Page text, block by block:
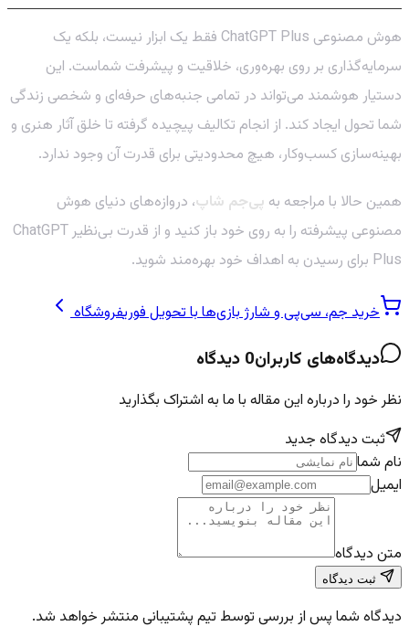
هوش مصنوعی ChatGPT Plus فقط یک ابزار نیست، بلکه یک
سرمایه‌گذاری بر روی بهره‌وری، خلاقیت و پیشرفت شماست. این
دستیار هوشمند می‌تواند در تمامی جنبه‌های حرفه‌ای و شخصی زندگی
شما تحول ایجاد کند. از انجام تکالیف پیچیده گرفته تا خلق آثار هنری و
بهینه‌سازی کسب‌وکار، هیچ محدودیتی برای قدرت آن وجود ندارد.
همین حالا با مراجعه به پی‌جم شاپ، دروازه‌های دنیای هوش
مصنوعی پیشرفته را به روی خود باز کنید و از قدرت بی‌نظیر ChatGPT
Plus برای رسیدن به اهداف خود بهره‌مند شوید.
خرید جم، سی‌پی و شارژ بازی‌ها با تحویل فوریفروشگاه
دیدگاه‌های کاربران0 دیدگاه
نظر خود را درباره این مقاله با ما به اشتراک بگذارید
ثبت دیدگاه جدید
نام شما
ایمیل
متن دیدگاه
ثبت دیدگاه
دیدگاه شما پس از بررسی توسط تیم پشتیبانی منتشر خواهد شد.